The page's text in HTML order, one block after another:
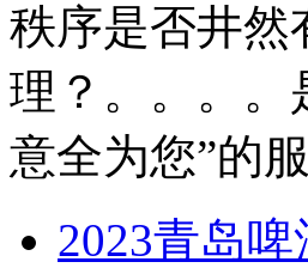
秩序是否井然
理？。。。。
意全为您”的
2023青岛